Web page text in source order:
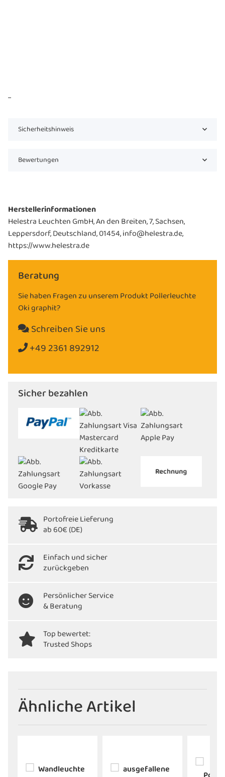
...
Sicherheitshinweis
Bewertungen
Herstellerinformationen
Helestra Leuchten GmbH, An den Breiten, 7, Sachsen,
Leppersdorf, Deutschland, 01454, info@helestra.de,
https://www.helestra.de
Beratung
Sie haben Fragen zu unserem Produkt Pollerleuchte
Oki graphit?
Schreiben Sie uns
+49 2361 892912
Sicher bezahlen
Portofreie Lieferung
ab 60€ (DE)
Einfach und sicher
zurückgeben
Persönlicher Service
& Beratung
Top bewertet:
Trusted Shops
Ähnliche Artikel